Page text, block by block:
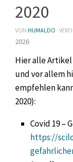
2020
VON HUMALDO ·
2026
Hier alle
und vor allem
empfehlen
2020):
Covid 19 –
https://